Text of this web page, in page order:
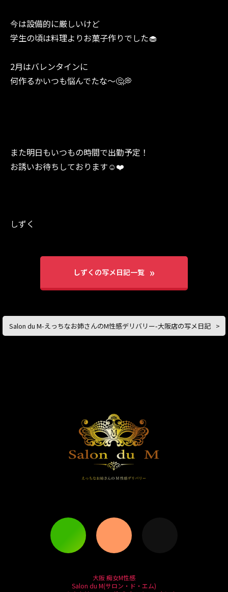
今は設備的に厳しいけど
学生の頃は料理よりお菓子作りでした🧁
2月はバレンタインに
何作るかいつも悩んでたな〜🤔💭
また明日もいつもの時間で出勤予定！
お誘いお待ちしております︎☺️❤️
しずく
しずくの写メ日記一覧
Salon du M-えっちなお姉さんのM性感デリバリー-大阪店の写メ日記
大阪 痴女M性感
Salon du M(サロン・ド・エム)